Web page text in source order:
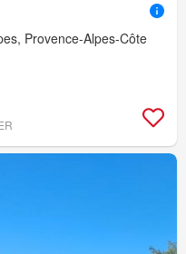
Provence-Alpes-Côte